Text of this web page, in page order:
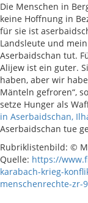
Die Menschen in
keine Hoffnung in
für sie ist
Landsleute und
Aserbaidschan tut.
Alijew ist ein guter.
haben, aber wir
Mänteln gefroren“,
setze Hunger als
in Aserbaidschan,
Aserbaidschan tue
Rubriklistenbild: ©
Quelle: https://
karabach-krieg-
menschenrechte-zr-